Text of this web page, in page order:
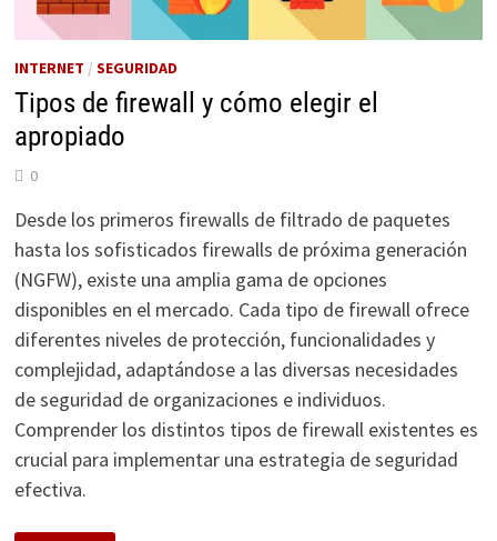
INTERNET / SEGURIDAD
Tipos de firewall y cómo elegir el
apropiado
0
Desde los primeros firewalls de filtrado de paquetes
hasta los sofisticados firewalls de próxima generación
(NGFW), existe una amplia gama de opciones
disponibles en el mercado. Cada tipo de firewall ofrece
diferentes niveles de protección, funcionalidades y
complejidad, adaptándose a las diversas necesidades
de seguridad de organizaciones e individuos.
Comprender los distintos tipos de firewall existentes es
crucial para implementar una estrategia de seguridad
efectiva.